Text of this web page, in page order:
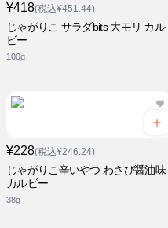
¥418(税込¥451.44)
じゃがりこ サラダbits 大モリ カル
ビー
100g
¥228(税込¥246.24)
じゃがりこ辛いやつ わさび醤油味
カルビー
38g